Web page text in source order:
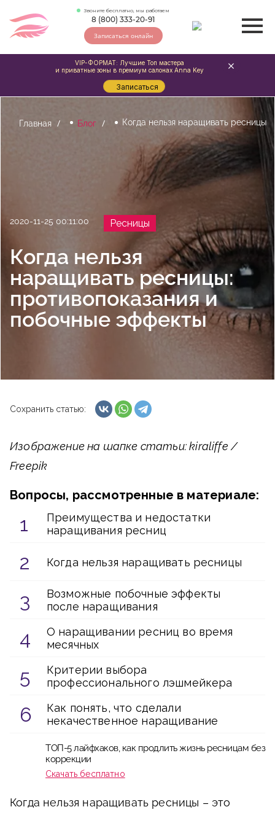
Звоните бесплатно, мы работаем
8 (800) 333-20-91
Записаться онлайн
Главная Блог Когда нельзя наращивать ресницы
2020-11-25 00:11:00 Ресницы
Когда нельзя
наращивать ресницы:
противопоказания и
побочные эффекты
Сохранить статью:
Изображение на шапке статьи: kiraliffe /
Freepik
Вопросы, рассмотренные в материале:
Преимущества и недостатки
наращивания ресниц
Когда нельзя наращивать ресницы
Возможные побочные эффекты
после наращивания
О наращивании ресниц во время
месячных
Критерии выбора
профессионального лэшмейкера
Как понять, что сделали
некачественное наращивание
ТОП-5 лайфхаков, как продлить жизнь ресницам без
коррекции
Скачать бесплатно
Когда нельзя наращивать ресницы – это
VIP-ФОРМАТ: Лучшие Топ мастера
и приватные зоны в премиум салонах Anna Key
Записаться